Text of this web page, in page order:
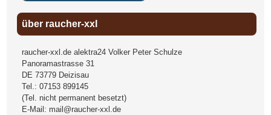
über raucher-xxl
raucher-xxl.de alektra24 Volker Peter Schulze
Panoramastrasse 31
DE 73779 Deizisau
Tel.:07153 899145
(Tel. nicht permanent besetzt)
E-Mail: mail@raucher-xxl.de